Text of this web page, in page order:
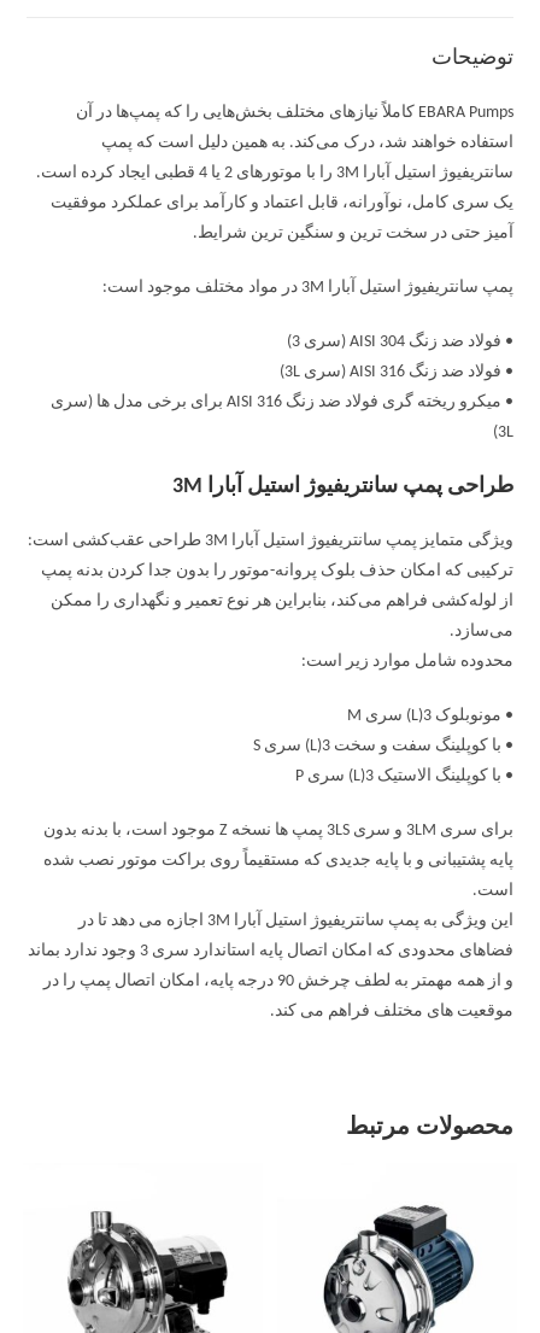
توضیحات
EBARA Pumps کاملاً نیازهای مختلف بخش‌هایی را که پمپ‌ها در آن
استفاده خواهند شد، درک می‌کند. به همین دلیل است که پمپ
سانتریفیوژ استیل آبارا 3M را با موتورهای 2 یا 4 قطبی ایجاد کرده است.
یک سری کامل، نوآورانه، قابل اعتماد و کارآمد برای عملکرد موفقیت
آمیز حتی در سخت ترین و سنگین ترین شرایط.
پمپ سانتریفیوژ استیل آبارا 3M در مواد مختلف موجود است:
• فولاد ضد زنگ AISI 304 (سری 3)
• فولاد ضد زنگ AISI 316 (سری 3L)
• میکرو ریخته گری فولاد ضد زنگ AISI 316 برای برخی مدل ها (سری
3L)
طراحی پمپ سانتریفیوژ استیل آبارا 3M
ویژگی متمایز پمپ سانتریفیوژ استیل آبارا 3M طراحی عقب‌کشی است:
ترکیبی که امکان حذف بلوک پروانه-موتور را بدون جدا کردن بدنه پمپ
از لوله‌کشی فراهم می‌کند، بنابراین هر نوع تعمیر و نگهداری را ممکن
می‌سازد.
محدوده شامل موارد زیر است:
• مونوبلوک 3(L) سری M
• با کوپلینگ سفت و سخت 3(L) سری S
• با کوپلینگ الاستیک 3(L) سری P
برای سری 3LM و سری 3LS پمپ ها نسخه Z موجود است، با بدنه بدون
پایه پشتیبانی و با پایه جدیدی که مستقیماً روی براکت موتور نصب شده
است.
این ویژگی به پمپ سانتریفیوژ استیل آبارا 3M اجازه می دهد تا در
فضاهای محدودی که امکان اتصال پایه استاندارد سری 3 وجود ندارد بماند
و از همه مهمتر به لطف چرخش 90 درجه پایه، امکان اتصال پمپ را در
موقعیت های مختلف فراهم می کند.
محصولات مرتبط